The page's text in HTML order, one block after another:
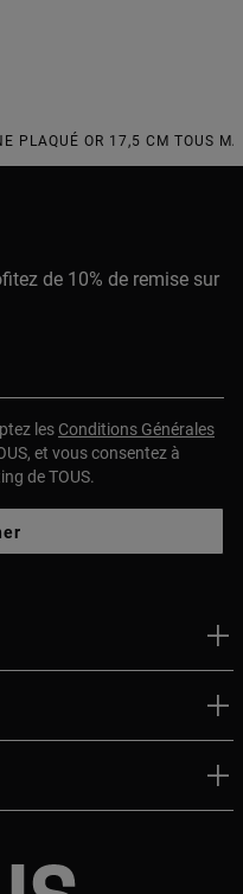
925
PLAQUÉ OR 17,5 CM TOUS
de 10% de remise sur
les Conditions Générales
et vous consentez à
de TOUS.